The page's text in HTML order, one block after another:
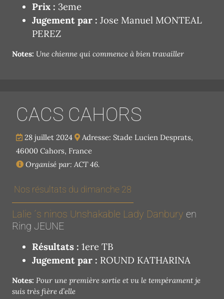
Prix : 3eme
Jugement par : Jose Manuel MONTEAL
PEREZ
Notes: Une chienne qui commence à bien travailler
CACS CAHORS
28 juillet 2024
Adresse: Stade Lucien Desprats,
46000 Cahors, France
Organisé par: ACT 46.
Nos résultats du dimanche 28
Lalie ´s ninos Unshakable Lady Danbury en
Ring JEUNE
Résultats : 1ere TB
Jugement par : ROUND KATHARINA
Notes: Pour une première sortie et vu le tempérament je
suis très fière d’elle